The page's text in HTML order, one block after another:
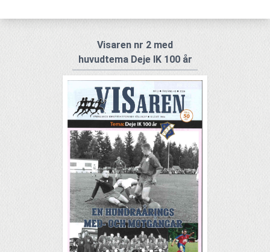
Visaren nr 2 med
huvudtema Deje IK 100 år